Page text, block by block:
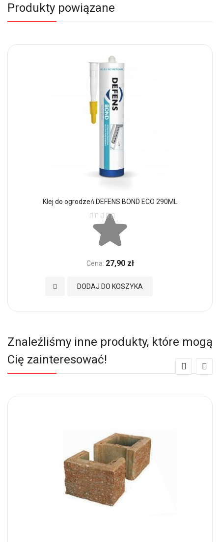
Produkty powiązane
Klej do ogrodzeń DEFENS BOND ECO 290ML
Ocena:
Cena: 27,90 zł
DODAJ DO KOSZYKA
Dodaj do Ulubionych
Znaleźliśmy inne produkty, które mogą
Cię zainteresować!